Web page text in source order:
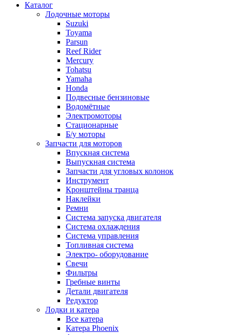
Каталог
Лодочные моторы
Suzuki
Toyama
Parsun
Reef Rider
Mercury
Tohatsu
Yamaha
Honda
Подвесные бензиновые
Водомётные
Электромоторы
Стационарные
Б/у моторы
Запчасти для моторов
Впускная система
Выпускная система
Запчасти для угловых колонок
Инструмент
Кронштейны транца
Наклейки
Ремни
Система запуска двигателя
Система охлаждения
Система управления
Топливная система
Электро- оборудование
Свечи
Фильтры
Гребные винты
Детали двигателя
Редуктор
Лодки и катера
Все катера
Катера Phoenix